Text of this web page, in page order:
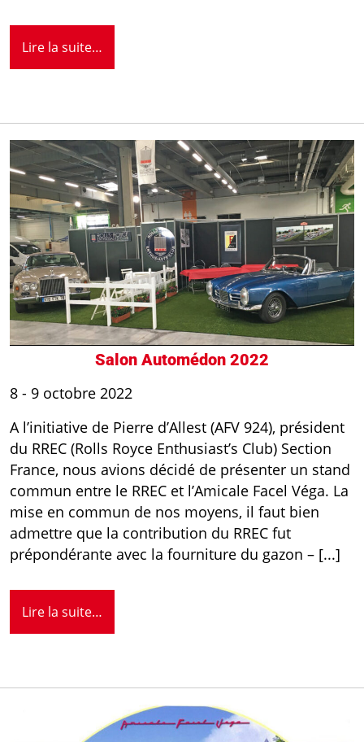
Lire la suite…
Salon Automédon 2022
8 - 9 octobre 2022
A l’initiative de Pierre d’Allest (AFV 924), président
du RREC (Rolls Royce Enthusiast’s Club) Section
France, nous avions décidé de présenter un stand
commun entre le RREC et l’Amicale Facel Véga. La
mise en commun de nos moyens, il faut bien
admettre que la contribution du RREC fut
prépondérante avec la fourniture du gazon – [...]
Lire la suite…